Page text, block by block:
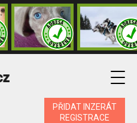
PŘIDAT INZERÁT
REGISTRACE